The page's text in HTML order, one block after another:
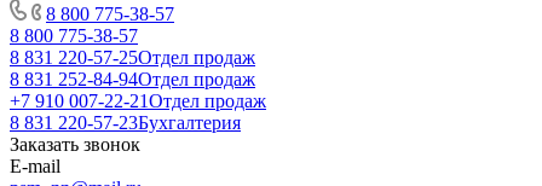
8 800 775-38-57
8 800 775-38-57
8 831 220-57-25Отдел продаж
8 831 252-84-94Отдел продаж
+7 910 007-22-21Отдел продаж
8 831 220-57-23Бухгалтерия
Заказать звонок
E-mail